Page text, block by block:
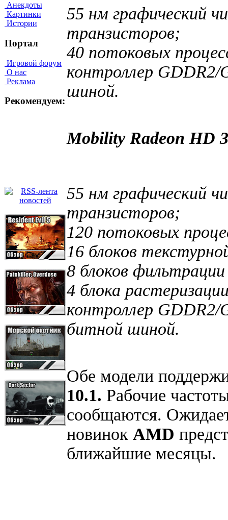
Анекдоты
Картинки
Истории
Портал
Игровой форум
О нас
Реклама
Рекомендуем:
55 нм графический
транзисторов;
40 потоковых
контроллер
шиной.
Mobility Radeon HD
55 нм графический
транзисторов;
120 потоковых
16 блоков
8 блоков
4 блока
контроллер
битной шиной.
Обе модели
10.1. Рабочие
сообщаются.
новинок AMD
ближайшие месяцы.